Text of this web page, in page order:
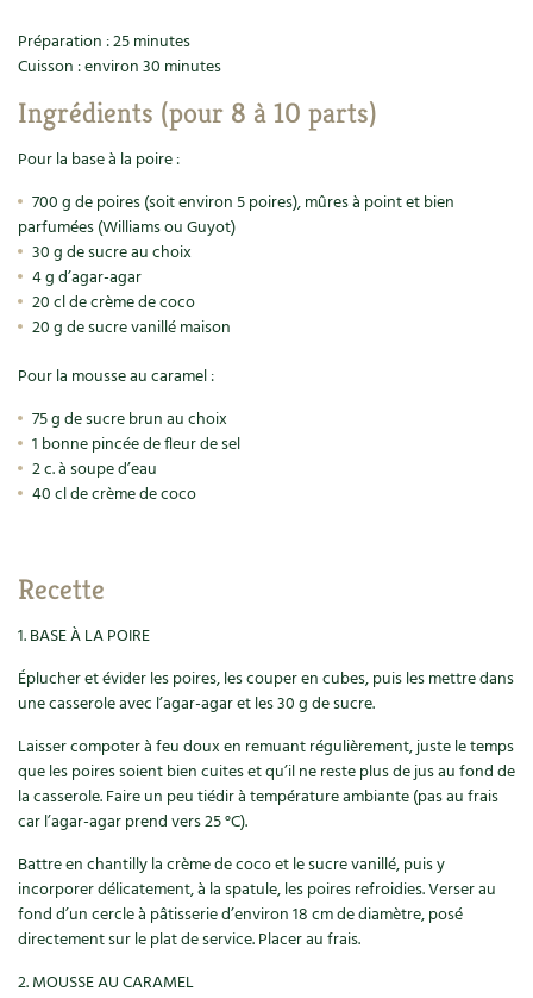
Cuisine saine
Manger bio
Cures, régimes
Dessert, Boulangerie
Techniques, conservation, organisation
Agenda, calendrier
NOUVEAUTÉS
Feuilleter le catalogue
Le magazineLes 4 saisons
Stages
Cartes cadeau
Séjourner en Trièves
Nous contacter
Outils et ustensiles du jardin
Biodiversité
Petit élevage
Cuisine saine
Recettes par type de plat
Habitat écologique
Conception et gros oeuvre
Matériaux écologiques
Énergie
Entretien de la maison
Forums
Jardin bio
Cuisine saine
Soins naturels
Questions à la rédaction
Expés
Trocs & petites annonces
Appels à témoignage
Bonnes adresses
Mieux consommer
Préparation : 25 minutes
Cuisson : environ 30 minutes
Ingrédients (pour 8 à 10 parts)
Pour la base à la poire :
700 g de poires (soit environ 5 poires), mûres à point et bien
parfumées (Williams ou Guyot)
30 g de sucre au choix
4 g d’agar-agar
20 cl de crème de coco
20 g de sucre vanillé maison
Pour la mousse au caramel :
75 g de sucre brun au choix
1 bonne pincée de fleur de sel
2 c. à soupe d’eau
40 cl de crème de coco
Recette
1. BASE À LA POIRE
Éplucher et évider les poires, les couper en cubes, puis les mettre dans
une casserole avec l’agar-agar et les 30 g de sucre.
Laisser compoter à feu doux en remuant régulièrement, juste le temps
que les poires soient bien cuites et qu’il ne reste plus de jus au fond de
la casserole. Faire un peu tiédir à température ambiante (pas au frais
car l’agar-agar prend vers 25 °C).
Battre en chantilly la crème de coco et le sucre vanillé, puis y
incorporer délicatement, à la spatule, les poires refroidies. Verser au
fond d’un cercle à pâtisserie d’environ 18 cm de diamètre, posé
directement sur le plat de service. Placer au frais.
2. MOUSSE AU CARAMEL